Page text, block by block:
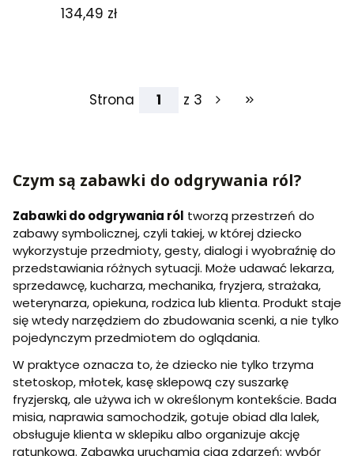
Cena
134,49 zł
Strona z 3 Przejdź do ostatniej
Czym są zabawki do odgrywania ról?
Zabawki do odgrywania ról tworzą przestrzeń do
zabawy symbolicznej, czyli takiej, w której dziecko
wykorzystuje przedmioty, gesty, dialogi i wyobraźnię do
przedstawiania różnych sytuacji. Może udawać lekarza,
sprzedawcę, kucharza, mechanika, fryzjera, strażaka,
weterynarza, opiekuna, rodzica lub klienta. Produkt staje
się wtedy narzędziem do zbudowania scenki, a nie tylko
pojedynczym przedmiotem do oglądania.
W praktyce oznacza to, że dziecko nie tylko trzyma
stetoskop, młotek, kasę sklepową czy suszarkę
fryzjerską, ale używa ich w określonym kontekście. Bada
misia, naprawia samochodzik, gotuje obiad dla lalek,
obsługuje klienta w sklepiku albo organizuje akcję
ratunkową. Zabawka uruchamia ciąg zdarzeń: wybór